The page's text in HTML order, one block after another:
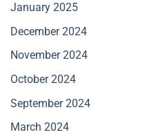
January 2025
December 2024
November 2024
October 2024
September 2024
March 2024